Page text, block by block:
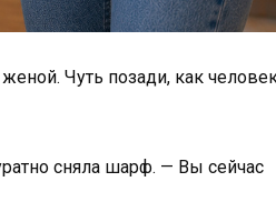
Чуть позади, как
сняла шарф. — Вы сейчас